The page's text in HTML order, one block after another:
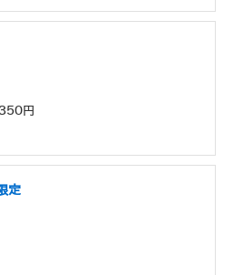
円
定